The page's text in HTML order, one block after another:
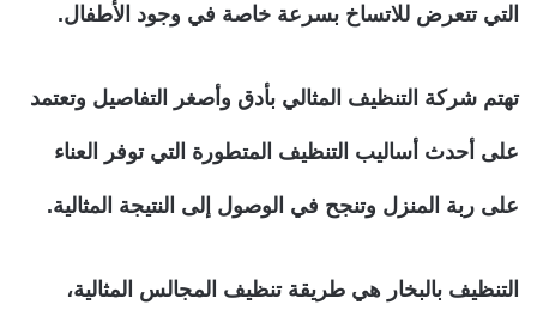
التي تتعرض للاتساخ بسرعة خاصة في وجود الأطفال.
تهتم شركة التنظيف المثالي بأدق وأصغر التفاصيل وتعتمد
على أحدث أساليب التنظيف المتطورة التي توفر العناء
على ربة المنزل وتنجح في الوصول إلى النتيجة المثالية.
التنظيف بالبخار هي طريقة تنظيف المجالس المثالية،